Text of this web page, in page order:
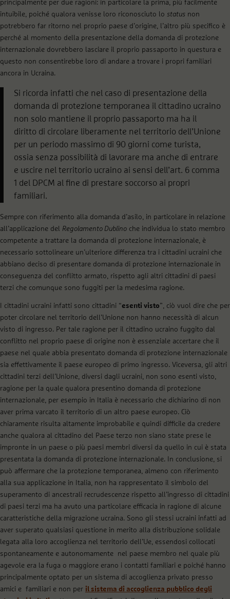
principalmente per due ragioni: in particolare la prima, più facilmente
intuibile, poiché qualora venisse loro riconosciuto lo status non
potrebbero far ritorno nel proprio paese d’origine, l’altro più specifico è
perché al momento della presentazione della domanda di protezione
internazionale dovrebbero lasciare il proprio passaporto in questura e
questo non consentirebbe loro di andare a trovare i propri familiari
ancora in Ucraina.
Si ricorda infatti che nel caso di presentazione della
domanda di protezione temporanea il cittadino ucraino
non solo mantiene il proprio passaporto ma ha il
diritto di circolare liberamente nel territorio dell’Unione
per un periodo massimo di 90 giorni come turista,
ossia senza possibilità di lavorare ma anche di entrare
e uscire nel territorio ucraino ai sensi dell’art. 6 comma
1 del DPCM al fine di prestare soccorso ai propri
familiari.
Sempre con riferimento alla domanda d’asilo, in particolare in relazione
all’applicazione del Regolamento Dublino che individua lo stato membro
competente a trattare la domanda di protezione internazionale, è
necessario sottolineare un’ulteriore differenza tra i cittadini ucraini che
abbiano deciso di presentare domanda di protezione internazionale in
conseguenza del conflitto armato, rispetto agli altri cittadini di paesi
terzi che comunque sono fuggiti per la medesima ragione.
I cittadini ucraini infatti sono cittadini “esenti visto”, ciò vuol dire che per
poter circolare nel territorio dell’Unione non hanno necessità di alcun
visto di ingresso. Per tale ragione per il cittadino ucraino fuggito dal
conflitto nel proprio paese di origine non è essenziale accertare che il
paese nel quale abbia presentato domanda di protezione internazionale
sia effettivamente il paese europeo di primo ingresso. Viceversa, gli altri
cittadini terzi dell’Unione, diversi dagli ucraini, non sono esenti visto,
ragione per la quale qualora presentino domanda di protezione
internazionale, per esempio in Italia è necessario che dichiarino di non
aver prima varcato il territorio di un altro paese europeo. Ciò
chiaramente risulta altamente improbabile e quindi difficile da credere
anche qualora al cittadino del Paese terzo non siano state prese le
impronte in un paese o più paesi membri diversi da quello in cui è stata
presentata la domanda di protezione internazionale. In conclusione, si
può affermare che la protezione temporanea, almeno con riferimento
alla sua applicazione in Italia, non ha rappresentato il simbolo del
superamento di ancestrali recrudescenze rispetto all’ingresso di cittadini
di paesi terzi ma ha avuto una particolare efficacia in ragione di alcune
caratteristiche della migrazione ucraina. Sono gli stessi ucraini infatti ad
aver superato qualsiasi questione in merito alla distribuzione solidale
legata alla loro accoglienza nel territorio dell’Ue, essendosi collocati
spontaneamente e autonomamente nel paese membro nel quale più
agevole era la fuga o maggiore erano i contatti familiari e poiché hanno
principalmente optato per un sistema di accoglienza privato presso
amici e familiari e non per il sistema di accoglienza pubblico degli